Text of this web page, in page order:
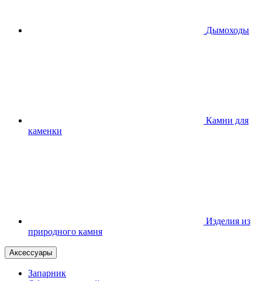
Дымоходы
Камни для
каменки
Изделия из
природного камня
Аксессуары
Запарник